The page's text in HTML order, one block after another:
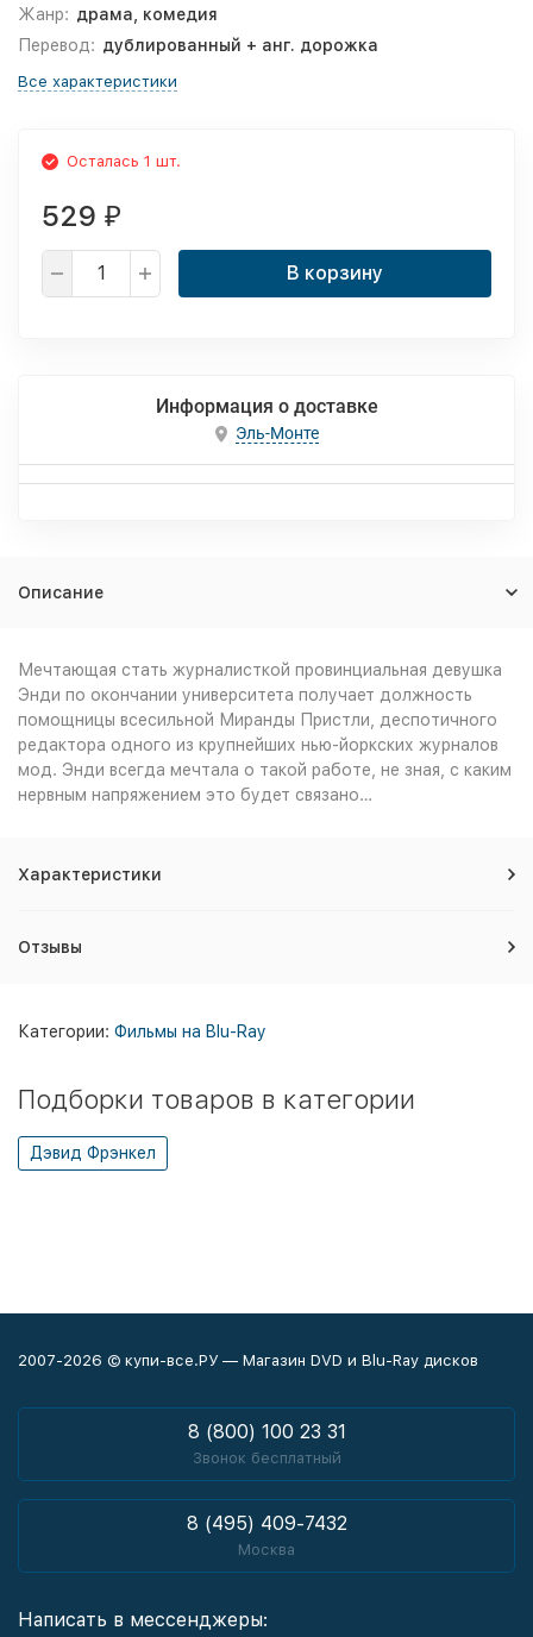
Жанр: драма, комедия
Перевод: дублированный + анг. дорожка
Все характеристики
Осталась 1 шт.
529 ₽
В корзину
Информация о доставке
Эль-Монте
Описание
Мечтающая стать журналисткой провинциальная девушка
Энди по окончании университета получает должность
помощницы всесильной Миранды Пристли, деспотичного
редактора одного из крупнейших нью-йоркских журналов
мод. Энди всегда мечтала о такой работе, не зная, с каким
нервным напряжением это будет связано…
Характеристики
Отзывы
Категории: Фильмы на Blu-Ray
Подборки товаров в категории
Дэвид Фрэнкел
2007-2026 © купи-все.РУ — Магазин DVD и Blu-Ray дисков
8 (800) 100 23 31
Звонок бесплатный
8 (495) 409-7432
Москва
Написать в мессенджеры: